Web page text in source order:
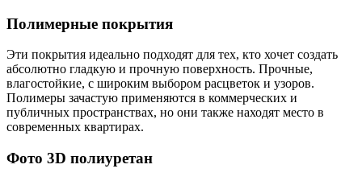
Полимерные покрытия
Эти покрытия идеально подходят для тех, кто хочет создать
абсолютно гладкую и прочную поверхность. Прочные,
влагостойкие, с широким выбором расцветок и узоров.
Полимеры зачастую применяются в коммерческих и
публичных пространствах, но они также находят место в
современных квартирах.
Фото 3D полиуретан